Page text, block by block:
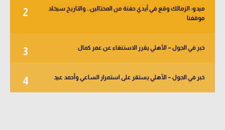
2
ميدو: الزمالك وقع في أيدي حفنة من المحتالين.. والتاريخ سيخلد
موقفنا
3 خبر في الجول – الأهلي يقرر الاستنغاء عن عمر كمال
4 خبر في الجول – الأهلي يستقر على استمرار الساعي وأحمد عيد